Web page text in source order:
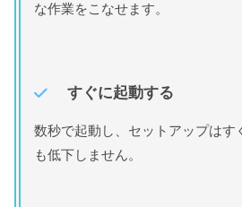
な作業をこなせます。
すぐに起動する
数秒で起動し、セットアップはす
も低下しません。